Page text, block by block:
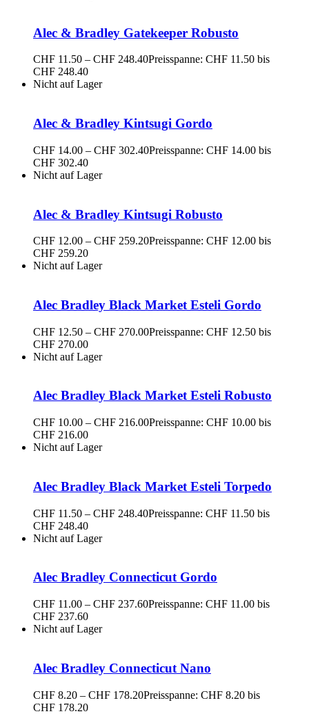
Alec & Bradley Gatekeeper Robusto
CHF 11.50 – CHF 248.40Preisspanne: CHF 11.50 bis
CHF 248.40
Nicht auf Lager
Alec & Bradley Kintsugi Gordo
CHF 14.00 – CHF 302.40Preisspanne: CHF 14.00 bis
CHF 302.40
Nicht auf Lager
Alec & Bradley Kintsugi Robusto
CHF 12.00 – CHF 259.20Preisspanne: CHF 12.00 bis
CHF 259.20
Nicht auf Lager
Alec Bradley Black Market Esteli Gordo
CHF 12.50 – CHF 270.00Preisspanne: CHF 12.50 bis
CHF 270.00
Nicht auf Lager
Alec Bradley Black Market Esteli Robusto
CHF 10.00 – CHF 216.00Preisspanne: CHF 10.00 bis
CHF 216.00
Nicht auf Lager
Alec Bradley Black Market Esteli Torpedo
CHF 11.50 – CHF 248.40Preisspanne: CHF 11.50 bis
CHF 248.40
Nicht auf Lager
Alec Bradley Connecticut Gordo
CHF 11.00 – CHF 237.60Preisspanne: CHF 11.00 bis
CHF 237.60
Nicht auf Lager
Alec Bradley Connecticut Nano
CHF 8.20 – CHF 178.20Preisspanne: CHF 8.20 bis
CHF 178.20